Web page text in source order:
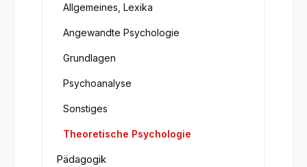
Allgemeines, Lexika
Angewandte Psychologie
Grundlagen
Psychoanalyse
Sonstiges
Theoretische Psychologie
Pädagogik